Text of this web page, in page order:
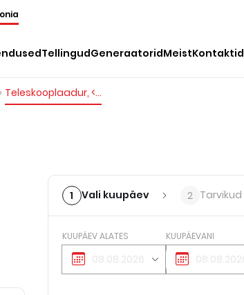
TellingudGeneraatoridMeistKontaktid
Teleskooplaadur, <4 m, <2 t
1 Vali kuupäev 2 Tarvikud
KUUPÄEV ALATES KUUPÄEVANI